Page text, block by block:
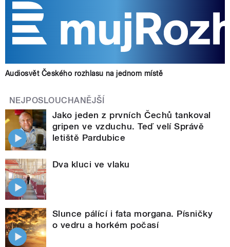
Audiosvět Českého rozhlasu na jednom místě
NEJPOSLOUCHANĚJŠÍ
Jako jeden z prvních Čechů tankoval
gripen ve vzduchu. Teď velí Správě
letiště Pardubice
Dva kluci ve vlaku
Slunce pálící i fata morgana. Písničky
o vedru a horkém počasí